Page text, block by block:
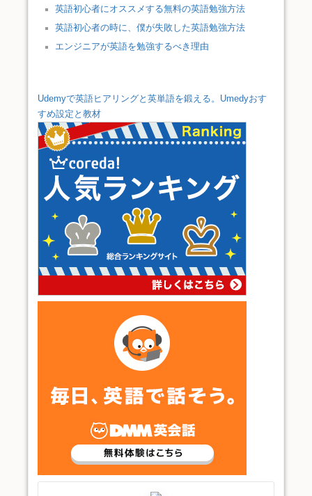
英語初心者にオススメする無料の英語勉強方法
英語初心者の時に、僕が失敗した英語勉強方法
エンジニアが英語を勉強するべき理由
Udemyで英語ヒアリングと英単語を鍛える。Umedyおす
すめ設定と教材